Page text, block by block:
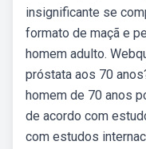
insignificante se
formato de maçã e
homem adulto.
próstata aos 70
homem de 70 anos
de acordo com
com estudos